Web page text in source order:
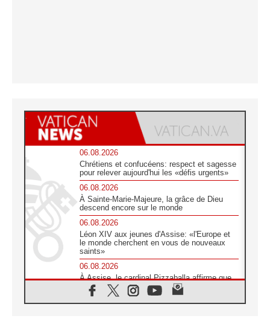
06.08.2026
Chrétiens et confucéens: respect et sagesse
pour relever aujourd'hui les «défis urgents»
06.08.2026
À Sainte-Marie-Majeure, la grâce de Dieu
descend encore sur le monde
06.08.2026
Léon XIV aux jeunes d'Assise: «l'Europe et
le monde cherchent en vous de nouveaux
saints»
06.08.2026
À Assise, le cardinal Pizzaballa affirme que
«les chrétiens veulent la paix»
06.08.2026